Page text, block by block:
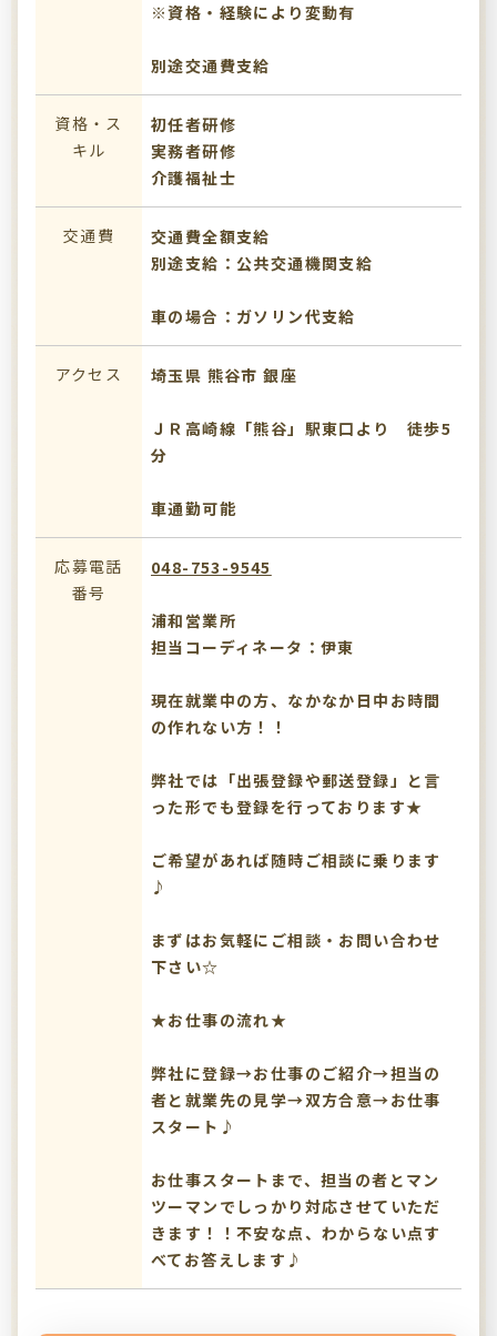
※資格・経験により変動有
別途交通費支給
資格・ス
キル
初任者研修
実務者研修
介護福祉士
交通費
交通費全額支給
別途支給：公共交通機関支給
車の場合：ガソリン代支給
アクセス 埼玉県 熊谷市 銀座
ＪＲ高崎線「熊谷」駅東口より 徒歩5
分
車通勤可能
応募電話
番号
048-753-9545
浦和営業所
担当コーディネータ：伊東
現在就業中の方、なかなか日中お時間
の作れない方！！
弊社では「出張登録や郵送登録」と言
った形でも登録を行っております★
ご希望があれば随時ご相談に乗ります
♪
まずはお気軽にご相談・お問い合わせ
下さい☆
★お仕事の流れ★
弊社に登録→お仕事のご紹介→担当の
者と就業先の見学→双方合意→お仕事
スタート♪
お仕事スタートまで、担当の者とマン
ツーマンでしっかり対応させていただ
きます！！不安な点、わからない点す
べてお答えします♪